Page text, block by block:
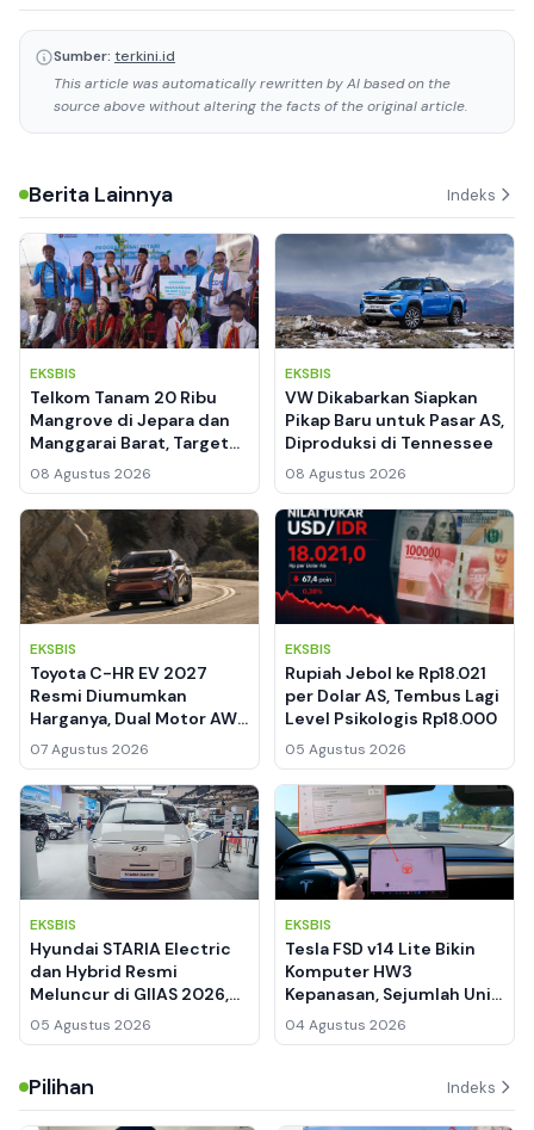
Sumber: terkini.id
This article was automatically rewritten by AI based on the
source above without altering the facts of the original article.
Berita Lainnya Indeks
EKSBIS
Telkom Tanam 20 Ribu
Mangrove di Jepara dan
Manggarai Barat, Target
Serap Karbon hingga
Rumah Edukasi Warga
08 Agustus 2026
EKSBIS
VW Dikabarkan Siapkan
Pikap Baru untuk Pasar AS,
Diproduksi di Tennessee
08 Agustus 2026
EKSBIS
Toyota C-HR EV 2027
Resmi Diumumkan
Harganya, Dual Motor AWD
338 HP Jadi Andalan
07 Agustus 2026
EKSBIS
Rupiah Jebol ke Rp18.021
per Dolar AS, Tembus Lagi
Level Psikologis Rp18.000
05 Agustus 2026
EKSBIS
Hyundai STARIA Electric
dan Hybrid Resmi
Meluncur di GIIAS 2026,
Banderol Start dari
Segmen MPV Premium
05 Agustus 2026
EKSBIS
Tesla FSD v14 Lite Bikin
Komputer HW3
Kepanasan, Sejumlah Unit
Dilaporkan Mati Total
04 Agustus 2026
Pilihan Indeks